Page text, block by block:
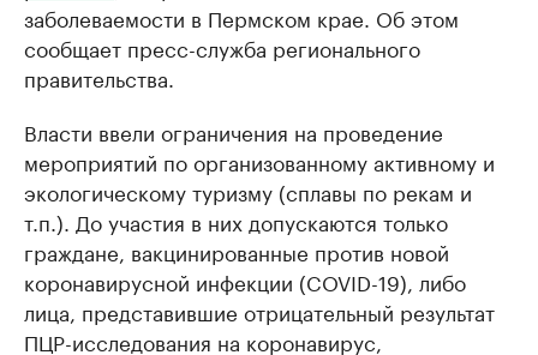
заболеваемости в Пермском крае. Об этом
сообщает пресс-служба регионального
правительства.
Власти ввели ограничения на проведение
мероприятий по организованному активному и
экологическому туризму (сплавы по рекам и
т.п.). До участия в них допускаются только
граждане, вакцинированные против новой
коронавирусной инфекции (COVID-19), либо
лица, представившие отрицательный результат
ПЦР-исследования на коронавирус,